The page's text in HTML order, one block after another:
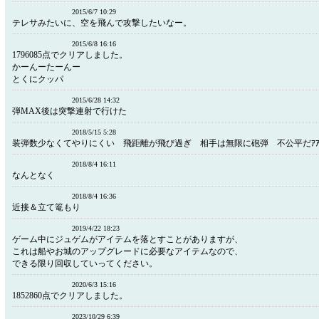
2015/6/7 10:29
テレサみたいに、空を飛んで攻撃したいなー。
2015/6/8 16:16
1796085点でクリアしました。
かーんーたーんー
とくにクッパ
2015/6/28 14:32
弾MAX後は突撃連射で行けた
2018/5/15 5:28
装弾数少なくてやりにくい 飛距離が飛び過ぎ 相手は無限に砲弾 不公平だｱｱ
2018/8/4 16:11
なんとなく
2018/8/4 16:36
近接＆立て篭もり
2019/4/22 18:23
ゲーム中にジュゲムがアイテムを落とすことがありますが、
これは船やお城のアップグレードに必要なアイテムなので、
できる限り回収していってください。
2020/6/3 15:16
1852860点でクリアしました。
2023/10/29 6:39